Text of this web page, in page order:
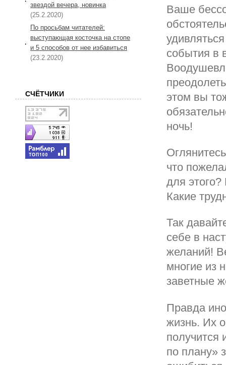
Ваше
события в
этом вы
ночь!
что
для
Какие
Так
себе в
желаний!
многие из
заветные
Правда
жизнь. Их
получится
по плану»
звездой вечера, новинка
(25.2.2020)
По просьбам читателей:
выступающая косточка на стопе
и 5 способов от нее избавиться
(23.2.2020)
СЧЁТЧИКИ